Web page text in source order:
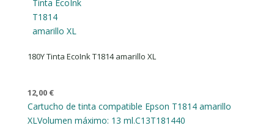
180Y Tinta EcoInk T1814 amarillo XL
12,00 €
Cartucho de tinta compatible Epson T1814 amarillo
XLVolumen máximo: 13 ml.C13T181440